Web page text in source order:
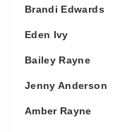
Brandi Edwards
Eden Ivy
Bailey Rayne
Jenny Anderson
Amber Rayne